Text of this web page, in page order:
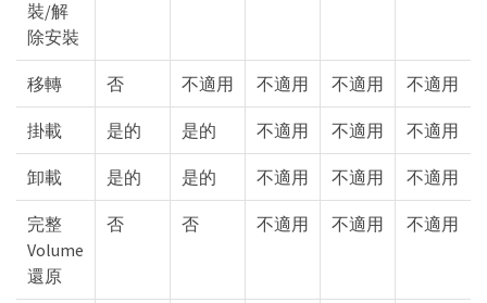
裝/解
除安裝
移轉 否 不適用 不適用 不適用 不適用
掛載 是的 是的 不適用 不適用 不適用
卸載 是的 是的 不適用 不適用 不適用
完整
Volume
還原
否 否 不適用 不適用 不適用